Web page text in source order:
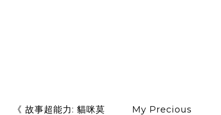
《 故事超能力: 貓咪莫
My Precious